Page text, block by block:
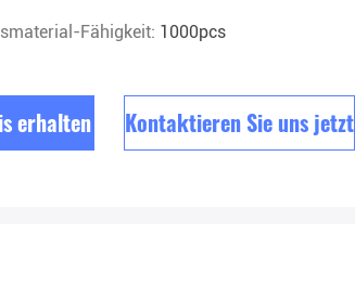
Fähigkeit: 1000pcs
erhalten Kontaktieren Sie uns jetzt